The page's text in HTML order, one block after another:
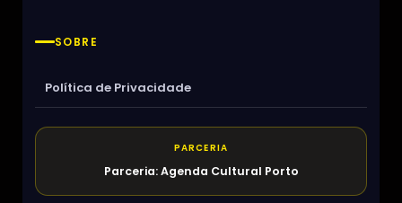
SOBRE
Política de Privacidade
PARCERIA
Parceria: Agenda Cultural Porto